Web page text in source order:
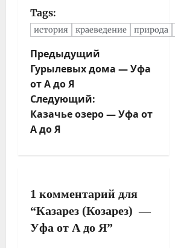
Tags:
история краеведение природа
Н
а
в
и
г
а
з
а
п
Предыдущий
Гурылевых дома — Уфа
от А до Я
Следующий:
Казачье озеро — Уфа от
А до Я
1 комментарий для
“Казарез (Козарез) —
Уфа от А до Я”